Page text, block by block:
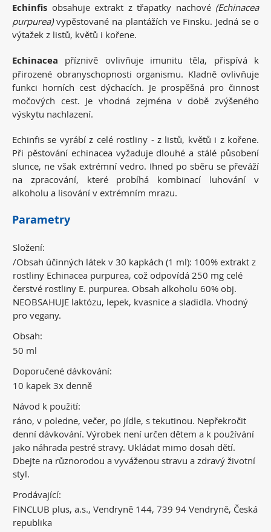
Echinfis obsahuje extrakt z třapatky nachové (Echinacea
purpurea)vypěstované na plantážích ve Finsku. Jedná se o
výtažek z listů, květů i kořene.
Echinacea příznivě ovlivňuje imunitu těla, přispívá k
přirozené obranyschopnosti organismu. Kladně ovlivňuje
funkci horních cest dýchacích. Je prospěšná pro činnost
močových cest. Je vhodná zejména v době zvýšeného
výskytu nachlazení.
Echinfis se vyrábí z celé rostliny - z listů, květů i z kořene.
Při pěstování echinacea vyžaduje dlouhé a stálé působení
slunce, ne však extrémní vedro. Ihned po sběru se převáží
na zpracování, které probíhá kombinací luhování v
alkoholu a lisování v extrémním mrazu.
Parametry
Složení:
/Obsah účinných látek v 30 kapkách (1 ml): 100% extrakt z
rostliny Echinacea purpurea, což odpovídá 250 mg celé
čerstvé rostliny E. purpurea. Obsah alkoholu 60% obj.
NEOBSAHUJE laktózu, lepek, kvasnice a sladidla. Vhodný
pro vegany.
Obsah:
50 ml
Doporučené dávkování:
10 kapek 3x denně
Návod k použití:
ráno, v poledne, večer, po jídle, s tekutinou. Nepřekročit
denní dávkování. Výrobek není určen dětem a k používání
jako náhrada pestré stravy. Ukládat mimo dosah dětí.
Dbejte na různorodou a vyváženou stravu a zdravý životní
styl.
Prodávající:
FINCLUB plus, a.s., Vendryně 144, 739 94 Vendryně, Česká
republika